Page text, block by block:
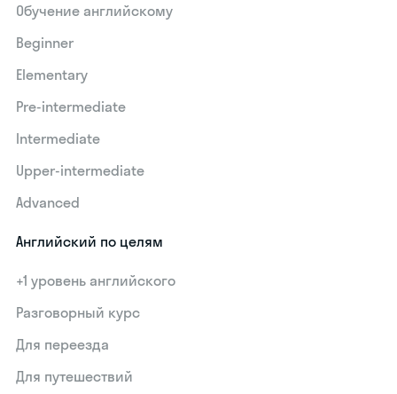
Обучение английскому
Beginner
Elementary
Pre-intermediate
Intermediate
Upper-intermediate
Advanced
Английский по целям
+1 уровень английского
Разговорный курс
Для переезда
Для путешествий